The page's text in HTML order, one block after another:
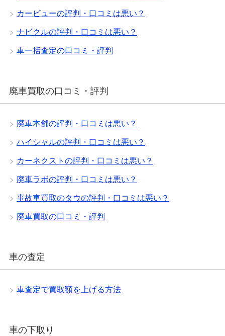
カービューの評判・口コミは悪い？
ナビクルの評判・口コミは悪い？
車一括査定の口コミ・評判
廃車買取の口コミ・評判
廃車本舗の評判・口コミは悪い？
ハイシャルの評判・口コミは悪い？
カーネクストの評判・口コミは悪い？
廃車ラボの評判・口コミは悪い？
事故車買取のタウの評判・口コミは悪い？
廃車買取の口コミ・評判
車の査定
車査定で買取額を上げる方法
車の下取り